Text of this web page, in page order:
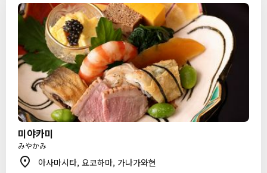
미야카미
みやかみ
아사마시타, 요코하마, 가나가와현